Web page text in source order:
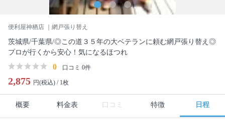
便利屋神栖店 ｜網戸張り替え
茨城県/千葉県/◎この道３５年の大ベテランに頼む網戸張り替え◎
プロが行くから安心！気になるほつれ
0 口コミ 0件
2,875 円(税込) / 1枚
概要 料金表 口コミ 特徴 日程